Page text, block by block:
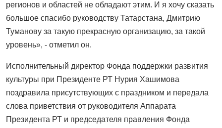
регионов и областей не обладают этим. И я хочу сказать
большое спасибо руководству Татарстана, Дмитрию
Туманову за такую прекрасную организацию, за такой
уровень», - отметил он.
Исполнительный директор Фонда поддержки развития
культуры при Президенте РТ Нурия Хашимова
поздравила присутствующих с праздником и передала
слова приветствия от руководителя Аппарата
Президента РТ и председателя правления Фонда